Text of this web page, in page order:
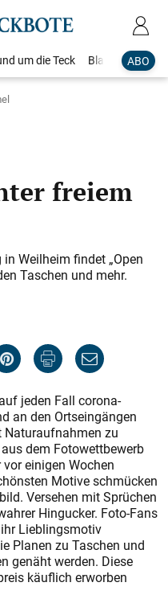
ABO
um die Teck Blaulicht
freiem
Weilheim findet „Open
Taschen und mehr.
jeden Fall corona-
an den Ortseingängen
Naturaufnahmen zu
dem Fotowettbewerb
vor einigen Wochen
Motive schmücken
Versehen mit Sprüchen
Hingucker. Foto-Fans
Lieblingsmotiv
Planen zu Taschen und
genäht werden. Diese
käuflich erworben